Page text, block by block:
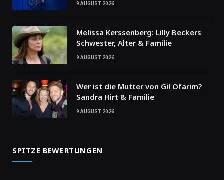
9 AUGUST 2026
Melissa Kerssenberg: Lilly Beckers
Schwester, Alter & Familie
9 AUGUST 2026
Wer ist die Mutter von Gil Ofarim?
Sandra Hirt & Familie
9 AUGUST 2026
SPITZE BEWERTUNGEN